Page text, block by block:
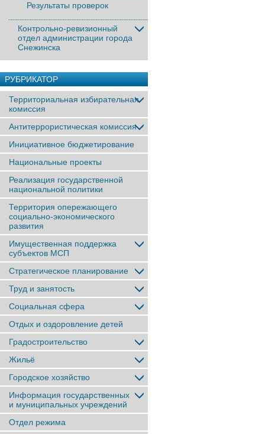
Результаты проверок
Контрольно-ревизионный
отдел администрации города
Снежинска
РУБРИКАТОР
Территориальная избирательная
комиссия
Антитеррористическая комиссия
Инициативное бюджетирование
Национальные проекты
Реализация государственной
национальной политики
Территория опережающего
социально-экономического
развития
Имущественная поддержка
субъектов МСП
Стратегическое планирование
Труд и занятость
Социальная сфера
Отдых и оздоровление детей
Градостроительство
Жильё
Городское хозяйство
Информация государственных
и муниципальных учреждений
Отдел режима